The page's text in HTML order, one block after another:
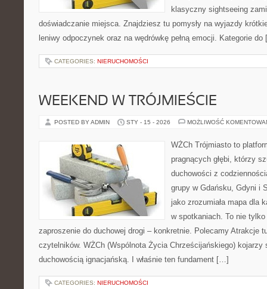
klasyczny sightseeing
doświadczanie miejsca. Znajdziesz tu pomysły na wyjazdy
leniwy odpoczynek oraz na wędrówkę pełną emocji. Kategorie
CATEGORIES: NIERUCHOMOŚCI
WEEKEND W TRÓJMIEŚCIE
POSTED BY ADMIN STY - 15 - 2026 MOŻLIWOŚĆ
WŻCh Trójmiasto to
pragnących głębi, którzy
duchowości z
grupy w Gdańsku, Gdyni i
jako zrozumiała mapa dla
w spotkaniach. To nie
zaproszenie do duchowej drogi – konkretnie. Polecamy Atrakcje
czytelników. WŻCh (Wspólnota Życia Chrześcijańskiego) kojarzy
duchowością ignacjańską. I właśnie ten fundament […]
CATEGORIES: NIERUCHOMOŚCI